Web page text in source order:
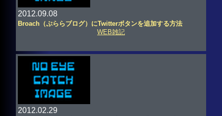
2012.09.08
Broach（ぷららブログ）にTwitterボタンを追加する方法
WEB雑記
2012.02.29